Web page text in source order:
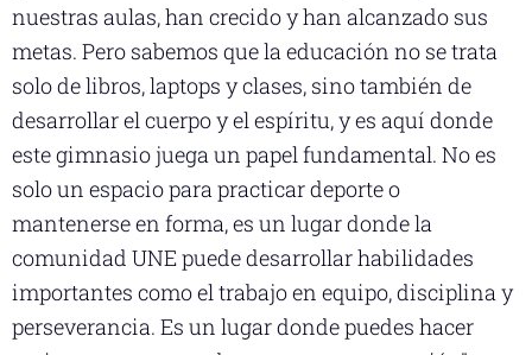
nuestras aulas, han crecido y han alcanzado sus
metas. Pero sabemos que la educación no se trata
solo de libros, laptops y clases, sino también de
desarrollar el cuerpo y el espíritu, y es aquí donde
este gimnasio juega un papel fundamental. No es
solo un espacio para practicar deporte o
mantenerse en forma, es un lugar donde la
comunidad UNE puede desarrollar habilidades
importantes como el trabajo en equipo, disciplina y
perseverancia. Es un lugar donde puedes hacer